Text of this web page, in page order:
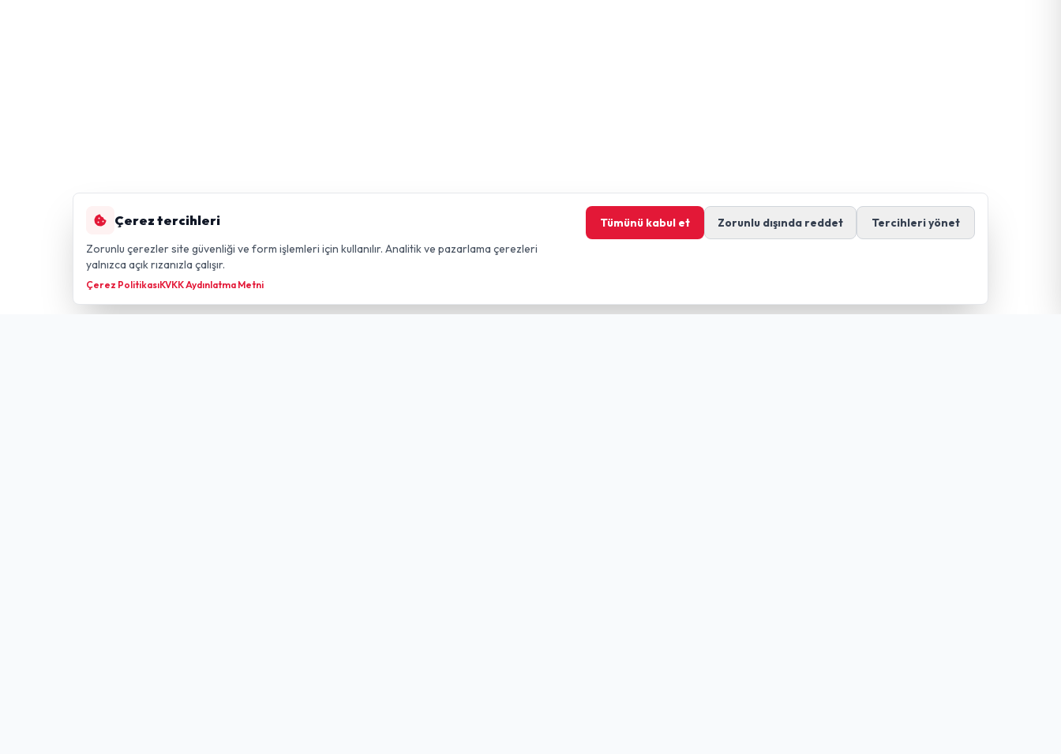
Çerez tercihleri
Zorunlu çerezler site güvenliği ve form işlemleri için kullanılır. Analitik ve pazarlama çerezleri
yalnızca açık rızanızla çalışır.
Çerez PolitikasıKVKK Aydınlatma Metni
Tümünü kabul et Zorunlu dışında reddet Tercihleri yönet